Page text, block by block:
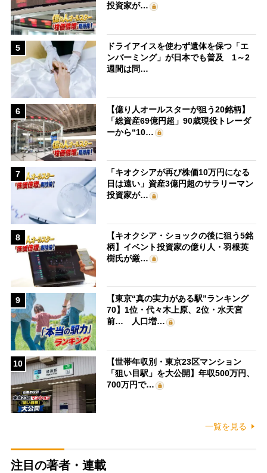
投資家が…
5
ドライアイスを使わず遺体を保つ「エ
ンバーミング」が日本でも普及 1～2
週間は問…
6
【億り人オールスターが狙う20銘柄】
「総資産69億円超」90歳現役トレーダ
ーから“10…
7
「キオクシアが再び株価10万円になる
日は遠い」資産3億円超のサラリーマン
投資家が…
8
【キオクシア・ショックの後に狙う5銘
柄】イベント投資家の億り人・羽根英
樹氏が厳…
9
【東京“真の実力がある駅”ランキング
70】1位・代々木上原、2位・水天宮
前… 人口増…
10
【世帯年収別・東京23区マンション
「狙い目駅」を大公開】年収500万円、
700万円で…
一覧を見る
注目の著者・連載